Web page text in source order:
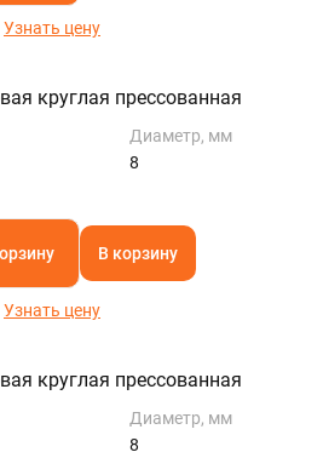
Узнать цену
круглая прессованная
Диаметр, мм
8
В корзину
Узнать цену
круглая прессованная
Диаметр, мм
8